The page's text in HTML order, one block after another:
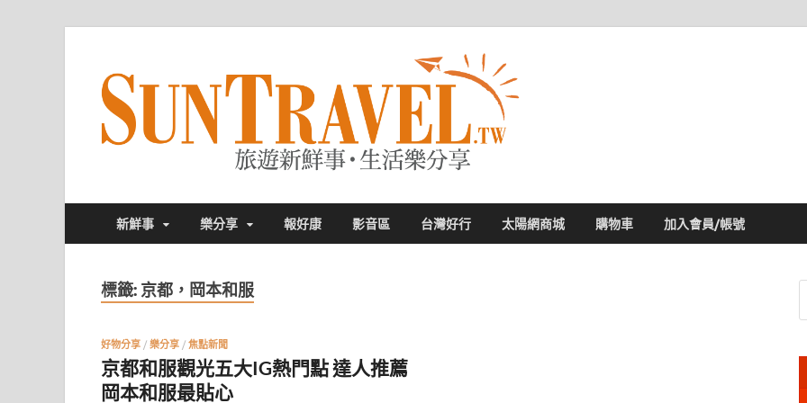
新鮮事 樂分享 報好康 影音區 台灣好行 太陽網商城 購物車 加入會員/帳號
標籤: 京都，岡本和服
好物分享 / 樂分享 / 焦點新聞
京都和服觀光五大IG熱門點 達人推薦
岡本和服最貼心